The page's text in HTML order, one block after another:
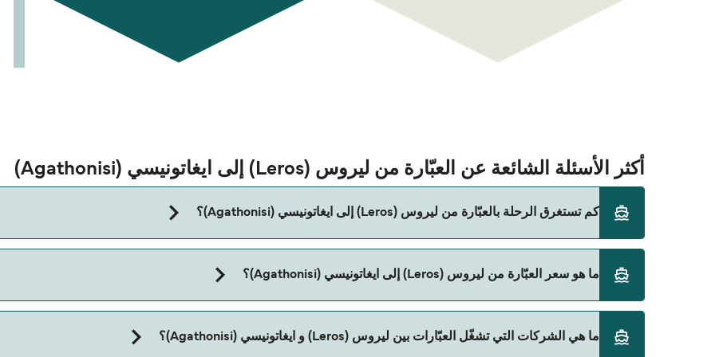
أكثر الأسئلة الشائعة عن العبّارة من ليروس (Leros) إلى ايغاتونيسي (Agathonisi)
كم تستغرق الرحلة بالعبّارة من ليروس (Leros) إلى ايغاتونيسي (Agathonisi)؟
الأوقات المباشرة باستخدام Direct Ferries Deal Finder.
ما هو سعر العبّارة من ليروس (Leros) إلى ايغاتونيسي (Agathonisi)؟
ما هي الشركات التي تشغّل العبّارات بين ليروس (Leros) و ايغاتونيسي (Agathonisi)؟